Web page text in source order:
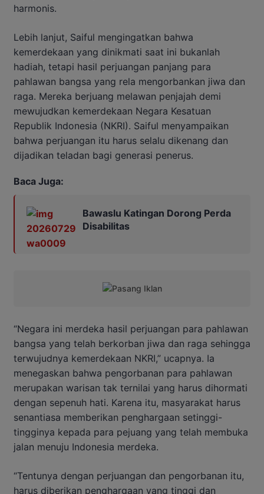
harmonis.
Lebih lanjut, Saiful mengingatkan bahwa
kemerdekaan yang dinikmati saat ini bukanlah
hadiah, tetapi hasil perjuangan panjang para
pahlawan bangsa yang rela mengorbankan jiwa dan
raga. Mereka berjuang melawan penjajah demi
mewujudkan kemerdekaan Negara Kesatuan
Republik Indonesia (NKRI). Saiful menyampaikan
bahwa perjuangan itu harus selalu dikenang dan
dijadikan teladan bagi generasi penerus.
Baca Juga:
Bawaslu Katingan Dorong Perda
Disabilitas
“Negara ini merdeka hasil perjuangan para pahlawan
bangsa yang telah berkorban jiwa dan raga sehingga
terwujudnya kemerdekaan NKRI,” ucapnya. Ia
menegaskan bahwa pengorbanan para pahlawan
merupakan warisan tak ternilai yang harus dihormati
dengan sepenuh hati. Karena itu, masyarakat harus
senantiasa memberikan penghargaan setinggi-
tingginya kepada para pejuang yang telah membuka
jalan menuju Indonesia merdeka.
“Tentunya dengan perjuangan dan pengorbanan itu,
harus diberikan penghargaan yang tinggi dan